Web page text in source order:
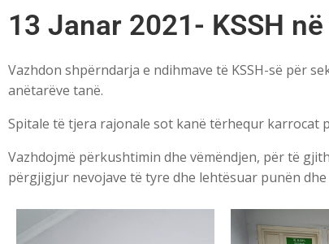
13 Janar 2021- KSSH
Vazhdon shpërndarja e ndihmave të KSSH-së për
anëtarëve tanë.
Spitale të tjera rajonale sot kanë tërhequr karrocat
Vazhdojmë përkushtimin dhe vëmëndjen, për të
përgjigjur nevojave të tyre dhe lehtësuar punën